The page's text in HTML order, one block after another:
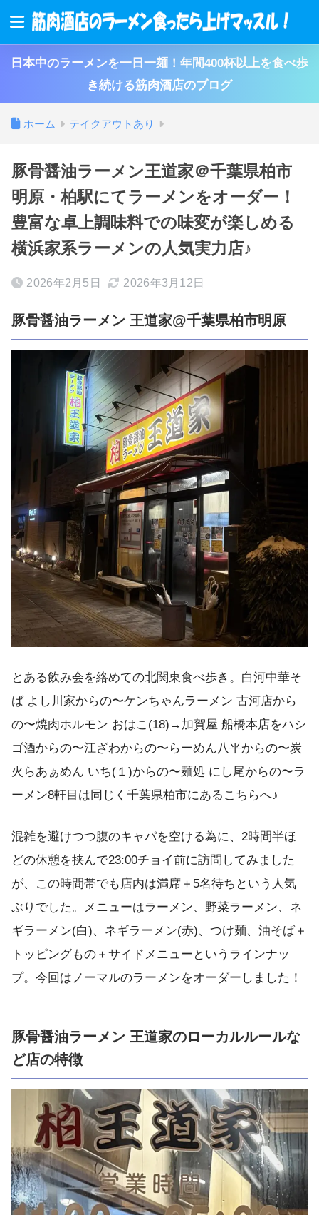
日本中のラーメンを一日一麺！年間400杯以上を食べ歩
き続ける筋肉酒店のブログ
ホーム テイクアウトあり
豚骨醤油ラーメン王道家＠千葉県柏市
明原・柏駅にてラーメンをオーダー！
豊富な卓上調味料での味変が楽しめる
横浜家系ラーメンの人気実力店♪
2026年2月5日 2026年3月12日
豚骨醤油ラーメン 王道家@千葉県柏市明原
とある飲み会を絡めての北関東食べ歩き。白河中華そ
ば よし川家からの〜ケンちゃんラーメン 古河店から
の〜焼肉ホルモン おはこ(18)→加賀屋 船橋本店をハシ
ゴ酒からの〜江ざわからの〜らーめん八平からの〜炭
火らあぁめん いち(１)からの〜麺処 にし尾からの〜ラ
ーメン8軒目は同じく千葉県柏市にあるこちらへ♪
混雑を避けつつ腹のキャパを空ける為に、2時間半ほ
どの休憩を挟んで23:00チョイ前に訪問してみました
が、この時間帯でも店内は満席＋5名待ちという人気
ぶりでした。メニューはラーメン、野菜ラーメン、ネ
ギラーメン(白)、ネギラーメン(赤)、つけ麺、油そば＋
トッピングもの＋サイドメニューというラインナッ
プ。今回はノーマルのラーメンをオーダーしました！
豚骨醤油ラーメン 王道家のローカルルールな
ど店の特徴